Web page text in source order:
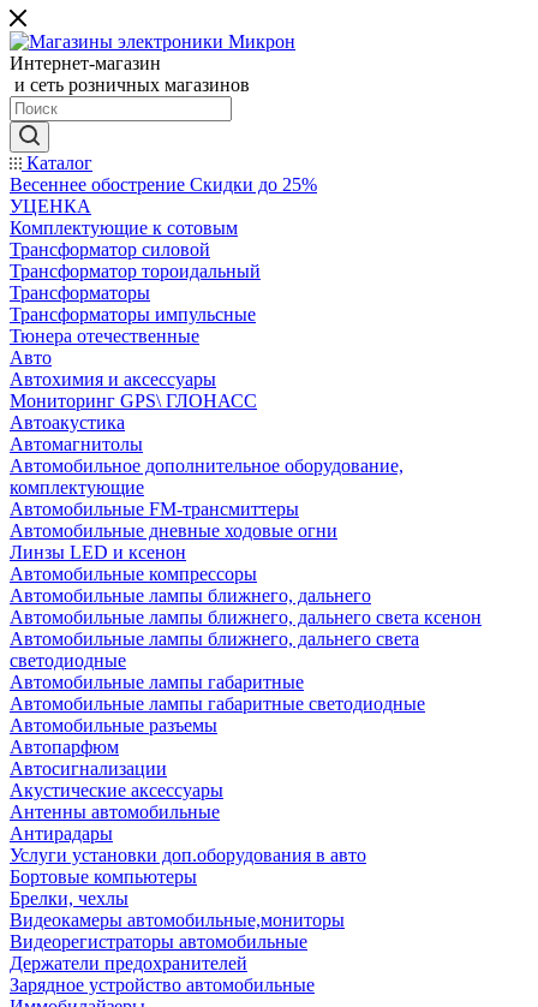
Интернет-магазин
и сеть розничных магазинов
Каталог
Весеннее обострение Скидки до 25%
УЦЕНКА
Комплектующие к сотовым
Трансформатор силовой
Трансформатор тороидальный
Трансформаторы
Трансформаторы импульсные
Тюнера отечественные
Авто
Автохимия и аксессуары
Мониторинг GPS\ ГЛОНАСС
Автоакустика
Автомагнитолы
Автомобильное дополнительное оборудование,
комплектующие
Автомобильные FM-трансмиттеры
Автомобильные дневные ходовые огни
Линзы LED и ксенон
Автомобильные компрессоры
Автомобильные лампы ближнего, дальнего
Автомобильные лампы ближнего, дальнего света ксенон
Автомобильные лампы ближнего, дальнего света
светодиодные
Автомобильные лампы габаритные
Автомобильные лампы габаритные светодиодные
Автомобильные разъемы
Автопарфюм
Автосигнализации
Акустические аксессуары
Антенны автомобильные
Антирадары
Услуги установки доп.оборудования в авто
Бортовые компьютеры
Брелки, чехлы
Видеокамеры автомобильные,мониторы
Видеорегистраторы автомобильные
Держатели предохранителей
Зарядное устройство автомобильные